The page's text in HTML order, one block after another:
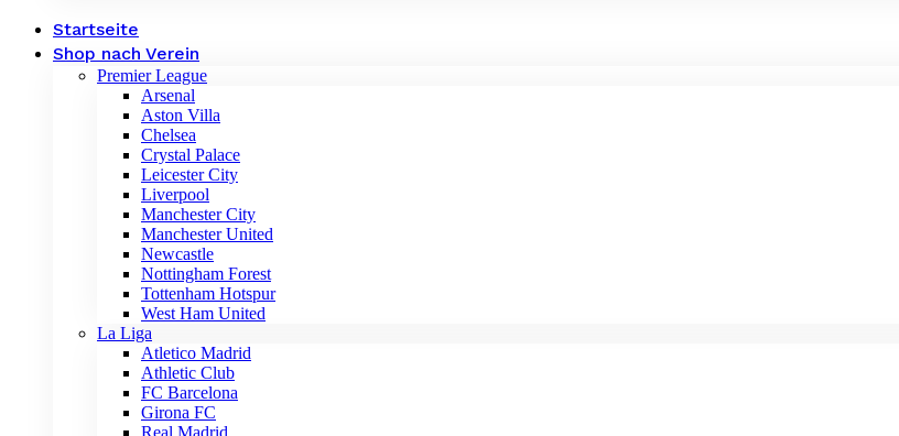
Startseite
Shop nach Verein
Premier League
Arsenal
Aston Villa
Chelsea
Crystal Palace
Leicester City
Liverpool
Manchester City
Manchester United
Newcastle
Nottingham Forest
Tottenham Hotspur
West Ham United
La Liga
Atletico Madrid
Athletic Club
FC Barcelona
Girona FC
Real Madrid